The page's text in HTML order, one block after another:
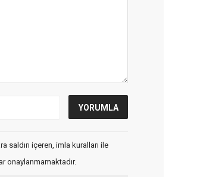
saldırı içeren, imla kuralları ile
onaylanmamaktadır.